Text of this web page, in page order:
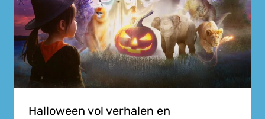
Halloween vol verhalen en